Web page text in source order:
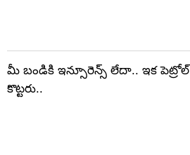
మీ బండికి ఇన్సూరెన్స్ లేదా.. ఇక పెట్రోల్
కొట్టరు..